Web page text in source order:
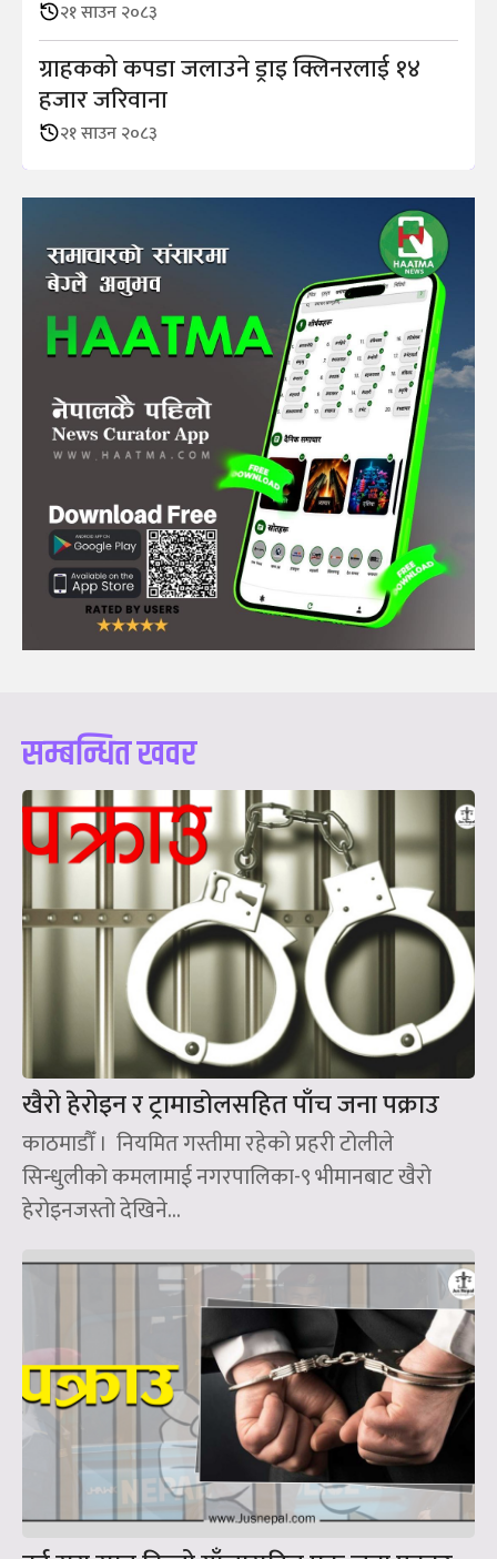
२१ साउन २०८३
ग्राहकको कपडा जलाउने ड्राइ क्लिनरलाई १४
हजार जरिवाना
२१ साउन २०८३
सम्बन्धित खवर
खैरो हेरोइन र ट्रामाडोलसहित पाँच जना पक्राउ
काठमाडौँ । नियमित गस्तीमा रहेको प्रहरी टोलीले
सिन्धुलीको कमलामाई नगरपालिका-९ भीमानबाट खैरो
हेरोइनजस्तो देखिने...